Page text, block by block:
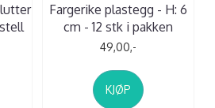
Fargerike plastegg - H: 6
cm - 12 stk i pakken
49,00,-
KJØP